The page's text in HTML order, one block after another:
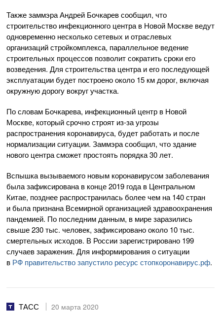
Также заммэра Андрей Бочкарев сообщил, что
строительство инфекционного центра в Новой Москве ведут
одновременно несколько сетевых и отраслевых
организаций стройкомплекса, параллельное ведение
строительных процессов позволит сократить сроки его
возведения. Для строительства центра и его последующей
эксплуатации будет построено около 15 км дорог, включая
окружную дорогу вокруг участка.
По словам Бочкарева, инфекционный центр в Новой
Москве, который срочно строят из-заугрозы
распространения коронавируса, будет работать и после
нормализации ситуации. Заммэра сообщил, что здание
нового центра сможет простоять порядка 30 лет.
Вспышка вызываемого новым коронавирусом заболевания
была зафиксирована в конце 2019 года в Центральном
Китае, позднее распространилась более чем на 140 стран
и была признана Всемирной организацией здравоохранения
пандемией. По последним данным, в мире заразились
свыше 230 тыс. человек, зафиксировано около 10 тыс.
смертельных исходов. В России зарегистрировано 199
случаев заражения. Для информирования о ситуации
в РФ правительство запустило ресурс стопкоронавирус.рф.
ТАСС 20 марта 2020